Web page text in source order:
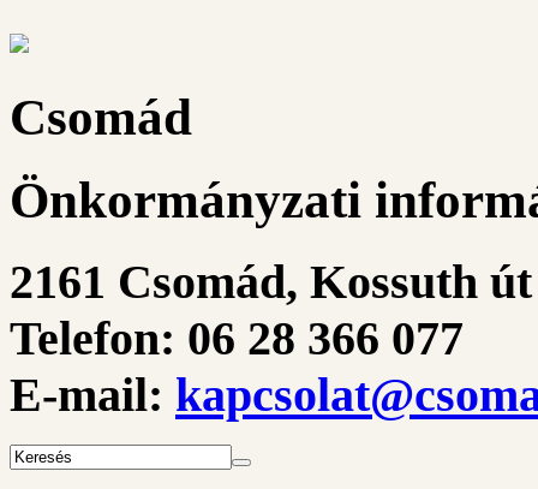
Csomád
Önkormányzati
2161 Csomád, Kossuth
Telefon: 06 28 366 077
E-mail: